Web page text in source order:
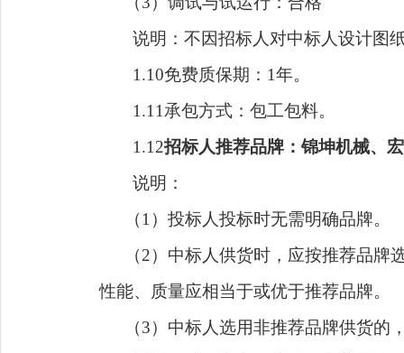
说明：不因招标人对中标人设计图
1.10免费质保期： 1年。
1.1 1 承包方式：包工包料。
1.12招标人推荐品牌：锦坤机械、
说明 ：
（1 ） 投标人投标时无需明确品牌。
（2） 中标人供货时， 应按推荐品牌
性能、质量应相当于或优于推荐品牌。
（3）中标人选用非推荐品牌供货的